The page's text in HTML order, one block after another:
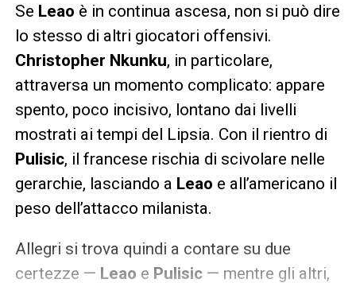
Se Leao è in continua ascesa, non si può dire
lo stesso di altri giocatori offensivi.
Christopher Nkunku, in particolare,
attraversa un momento complicato: appare
spento, poco incisivo, lontano dai livelli
mostrati ai tempi del Lipsia. Con il rientro di
Pulisic, il francese rischia di scivolare nelle
gerarchie, lasciando a Leao e all’americano il
peso dell’attacco milanista.
Allegri si trova quindi a contare su due
certezze — Leao e Pulisic— mentre gli altri,